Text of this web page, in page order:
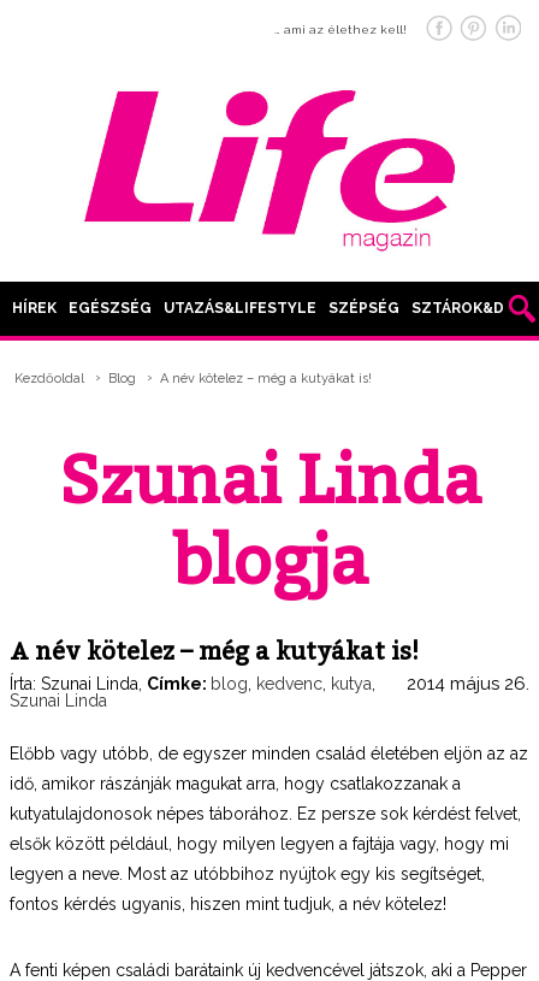
… ami az élethez kell!
HÍREK EGÉSZSÉG UTAZÁS&LIFESTYLE SZÉPSÉG SZTÁROK&DIVAT
Kezdőoldal Blog A név kötelez – még a kutyákat is!
Szunai Linda
blogja
A név kötelez – még a kutyákat is!
Írta: Szunai Linda 2014 május 26.
Címke: blog kedvenc kutya
Szunai Linda
Előbb vagy utóbb, de egyszer minden család életében eljön az az
idő, amikor rászánják magukat arra, hogy csatlakozzanak a
kutyatulajdonosok népes táborához. Ez persze sok kérdést felvet,
elsők között például, hogy milyen legyen a fajtája vagy, hogy mi
legyen a neve. Most az utóbbihoz nyújtok egy kis segítséget,
fontos kérdés ugyanis, hiszen mint tudjuk, a név kötelez!
A fenti képen családi barátaink új kedvencével játszok, aki a Pepper